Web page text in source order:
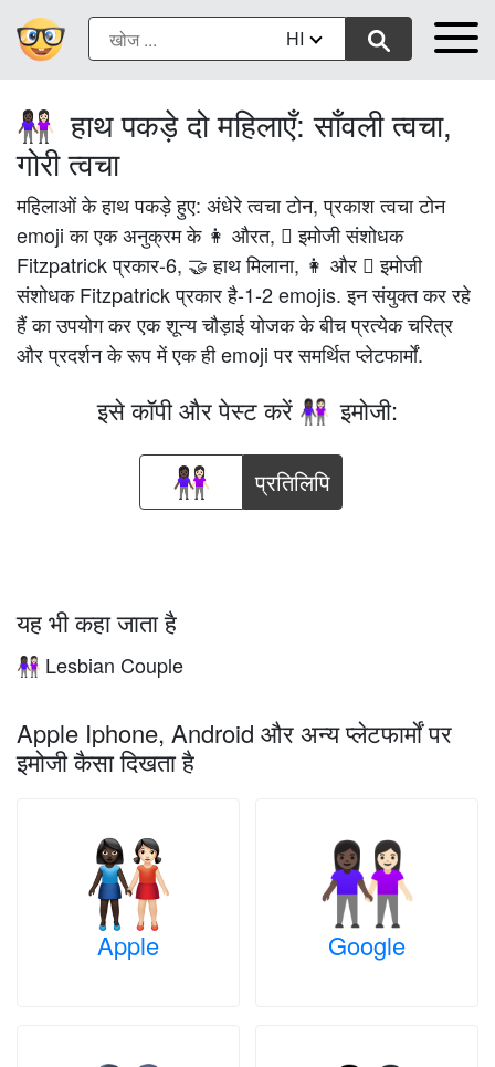
HI
👩🏿‍🤝‍👩🏻 हाथ पकड़े दो महिलाएँ: साँवली त्वचा,
गोरी त्वचा
महिलाओं के हाथ पकड़े हुए: अंधेरे त्वचा टोन, प्रकाश त्वचा टोन
emoji का एक अनुक्रम के 👩 औरत, 🏿 इमोजी संशोधक
Fitzpatrick प्रकार-6, 🤝 हाथ मिलाना, 👩 और 🏻 इमोजी
संशोधक Fitzpatrick प्रकार है-1-2 emojis. इन संयुक्त कर रहे
हैं का उपयोग कर एक शून्य चौड़ाई योजक के बीच प्रत्येक चरित्र
और प्रदर्शन के रूप में एक ही emoji पर समर्थित प्लेटफार्मों.
इसे कॉपी और पेस्ट करें 👩🏿‍🤝‍👩🏻 इमोजी:
प्रतिलिपि
यह भी कहा जाता है
👩🏿‍🤝‍👩🏻 Lesbian Couple
Apple Iphone, Android और अन्य प्लेटफार्मों पर
इमोजी कैसा दिखता है
Apple Google